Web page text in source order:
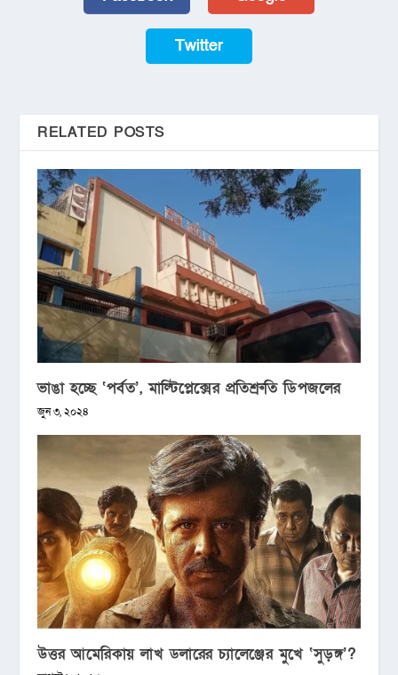
Twitter
RELATED POSTS
ভাঙা হচ্ছে ‘পর্বত’, মাল্টিপ্লেক্সের প্রতিশ্রুতি ডিপজলের
জুন ৩, ২০২৪
উত্তর আমেরিকায় লাখ ডলারের চ্যালেঞ্জের মুখে ‘সুড়ঙ্গ’?